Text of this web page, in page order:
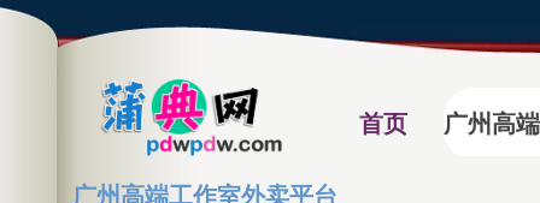
首页 广州高
广州高端工作室外卖平台